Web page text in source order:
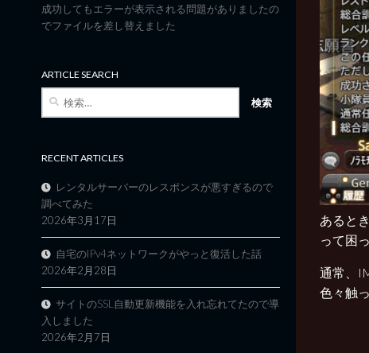
あると
って困
通常、
色々触
成功してもエラーが表示される問題がありましたの
でファイルを差し替えました
ARTICLE SEARCH
RECENT ARTICLES
レンタルサーバーのレスポンスが悪すぎるので
調べてみた
2026年3月17日
自宅のIPv4ネットワークがやっと復活した話
2026年2月28日
サイトのSSL自動更新機能を入れ忘れてたので導
入しました
2026年2月7日